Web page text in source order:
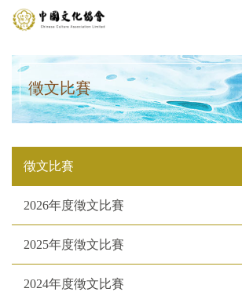
徵文比賽
徵文比賽
2026年度徵文比賽
2025年度徵文比賽
2024年度徵文比賽